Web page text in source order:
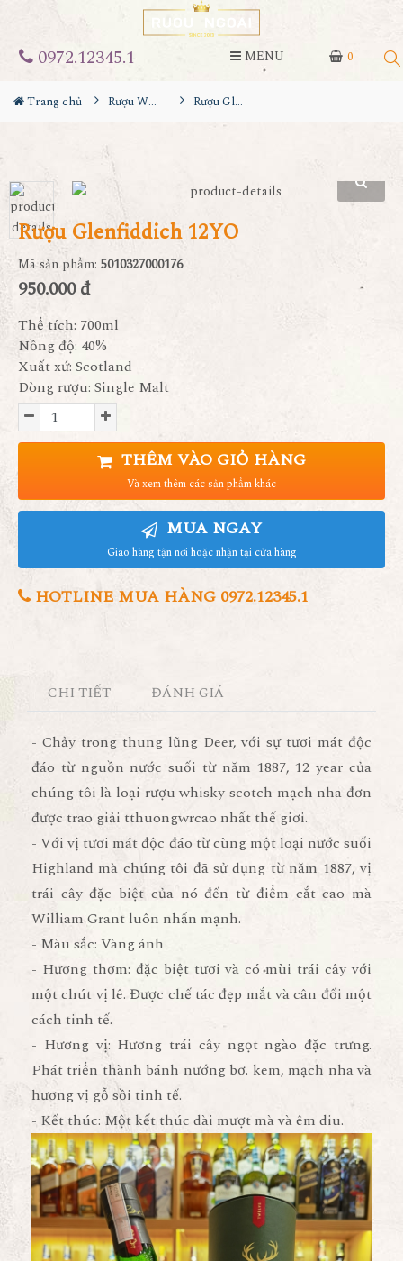
0
0972.12345.1 MENU
Trang chủ Rượu Whisky Rượu Glenfiddich 12YO
Rượu Glenfiddich 12YO
Mã sản phẩm: 5010327000176
950.000 đ
Thể tích: 700ml
Nồng độ: 40%
Xuất xứ: Scotland
Dòng rượu: Single Malt
THÊM VÀO GIỎ HÀNG
Và xem thêm các sản phẩm khác
MUA NGAY
Giao hàng tận nơi hoặc nhận tại cửa hàng
HOTLINE MUA HÀNG 0972.12345.1
CHI TIẾT ĐÁNH GIÁ
- Chảy trong thung lũng Deer, với sự tươi mát độc
đáo từ nguồn nước suối từ năm 1887, 12 year của
chúng tôi là loại rượu whisky scotch mạch nha đơn
được trao giải tthuongwrcao nhất thế giơi.
- Với vị tươi mát độc đáo từ cùng một loại nước suối
Highland mà chúng tôi đã sử dụng từ năm 1887, vị
trái cây đặc biệt của nó đến từ điểm cắt cao mà
William Grant luôn nhấn mạnh.
- Màu sắc: Vàng ánh
- Hương thơm: đặc biệt tươi và có mùi trái cây với
một chút vị lê. Được chế tác đẹp mắt và cân đối một
cách tinh tế.
- Hương vị: Hương trái cây ngọt ngào đặc trưng.
Phát triển thành bánh nướng bơ. kem, mạch nha và
hương vị gỗ sồi tinh tế.
- Kết thúc: Một kết thúc dài mượt mà và êm diu.